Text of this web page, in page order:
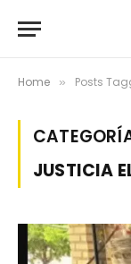
Home » Posts
JUSTICIA